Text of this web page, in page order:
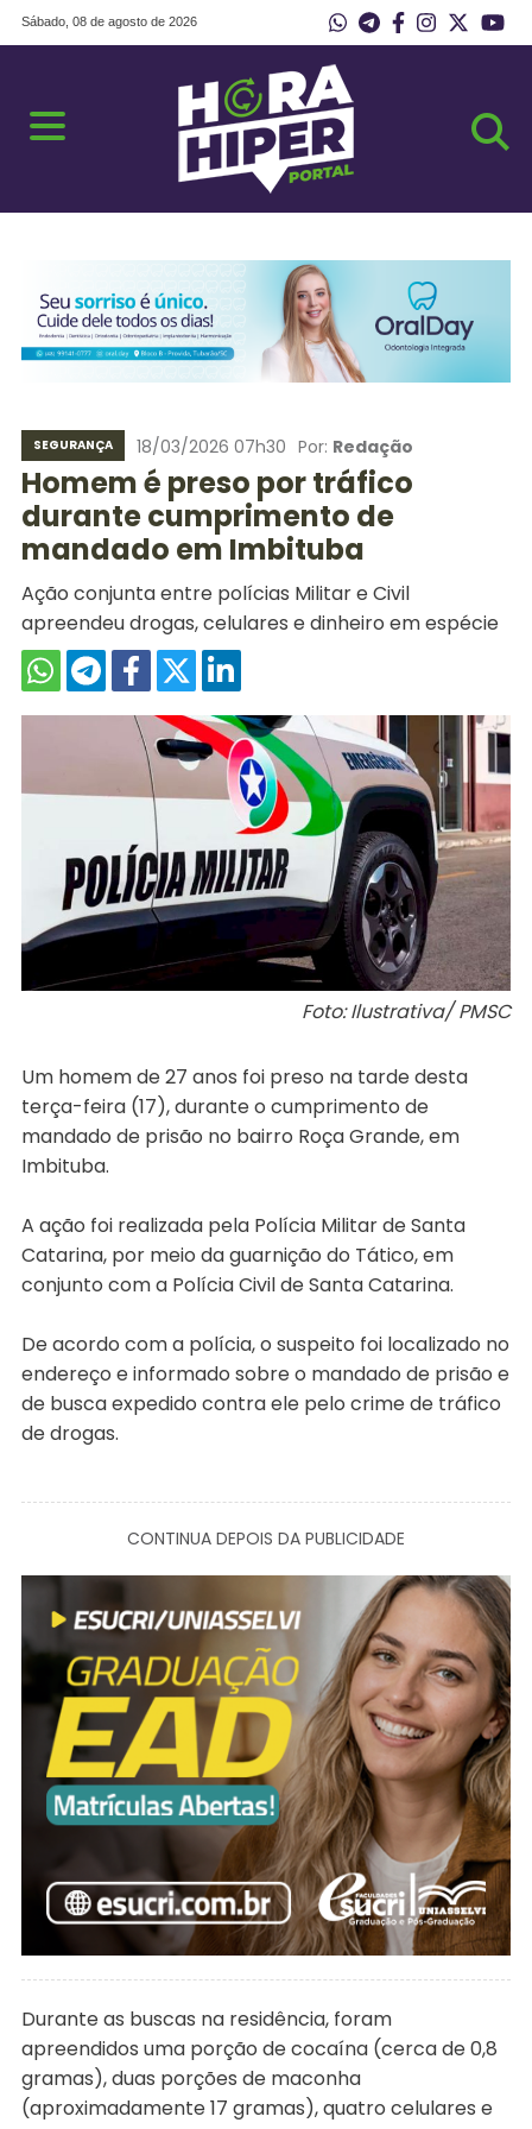
Sábado, 08 de agosto de 2026
SEGURANÇA 18/03/2026 07h30 Por: Redação
Homem é preso por tráfico
durante cumprimento de
mandado em Imbituba
Ação conjunta entre polícias Militar e Civil
apreendeu drogas, celulares e dinheiro em espécie
Foto: Ilustrativa/ PMSC
Um homem de 27 anos foi preso na tarde desta
terça-feira (17), durante o cumprimento de
mandado de prisão no bairro Roça Grande, em
Imbituba.
A ação foi realizada pela Polícia Militar de Santa
Catarina, por meio da guarnição do Tático, em
conjunto com a Polícia Civil de Santa Catarina.
De acordo com a polícia, o suspeito foi localizado no
endereço e informado sobre o mandado de prisão e
de busca expedido contra ele pelo crime de tráfico
de drogas.
CONTINUA DEPOIS DA PUBLICIDADE
Durante as buscas na residência, foram
apreendidos uma porção de cocaína (cerca de 0,8
gramas), duas porções de maconha
(aproximadamente 17 gramas), quatro celulares e